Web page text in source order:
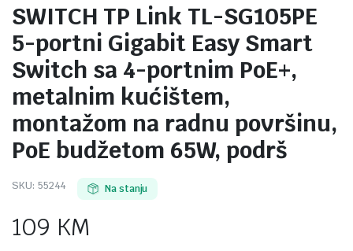
SWITCH TP Link TL-SG105PE
5-portni Gigabit Easy Smart
Switch sa 4-portnim PoE+,
metalnim kućištem,
montažom na radnu površinu,
PoE budžetom 65W, podrš
SKU: 55244 Na stanju
109 KM